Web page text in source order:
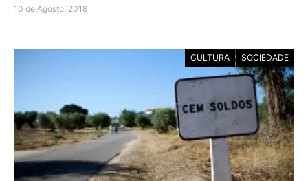
10 de Agosto, 2018
CULTURA SOCIEDADE